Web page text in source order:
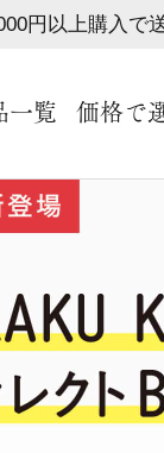
円以上購入で
一覧 価格で